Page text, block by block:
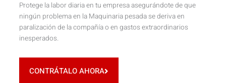
Protege la labor diaria en tu empresa asegurándote de que
ningún problema en la Maquinaria pesada se deriva en
paralización de la compañía o en gastos extraordinarios
inesperados.
CONTRÁTALO AHORA